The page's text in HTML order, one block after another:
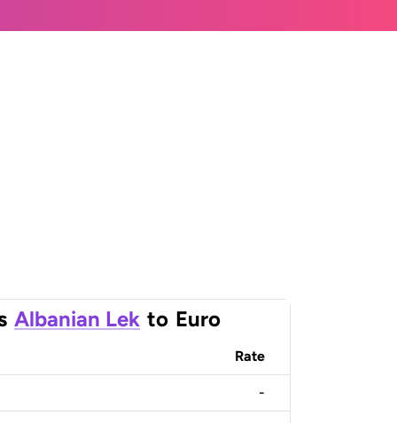
Albanian Lek to Euro
Rate
-